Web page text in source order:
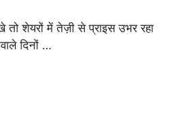
तो शेयरों में तेज़ी से प्राइस उभर रहा
दिनों …